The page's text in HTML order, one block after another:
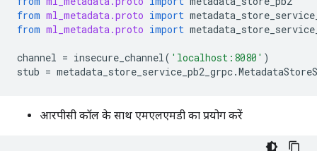
from ml_metadata.proto import
from ml_metadata.proto import
channel = insecure_channel( 'localhost:8080' )
stub = metadata_store_service_pb2_grpc.
आरपीसी कॉल के साथ एमएलएमडी का प्रयोग करें